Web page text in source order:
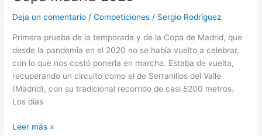
Deja un comentario /Competiciones / Sergio Rodríguez
Primera prueba de la temporada y de la Copa de Madrid, que
desde la pandemia en el 2020 no se había vuelto a celebrar,
con lo que nos costó ponerla en marcha. Estaba de vuelta,
recuperando un circuito como el de Serranillos del Valle
(Madrid), con su tradicional recorrido de casi 5200 metros.
Los días
Leer más »